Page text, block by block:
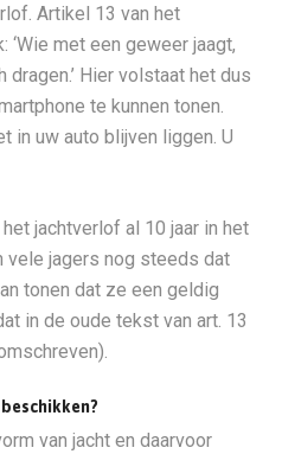
Artikel 13 van het
met een geweer jaagt,
Hier volstaat het dus
te kunnen tonen.
in uw auto blijven liggen. U
jachtverlof al 10 jaar in het
vele jagers nog steeds dat
tonen dat ze een geldig
in de oude tekst van art. 13
van jacht en daarvoor